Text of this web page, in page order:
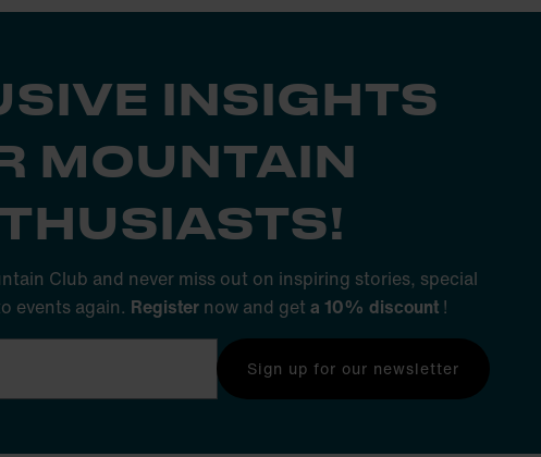
INSIGHTS
MOUNTAIN
Club and never miss out on inspiring stories, special
events again. Registernow and get a 10% discount !
Sign up for our newsletter